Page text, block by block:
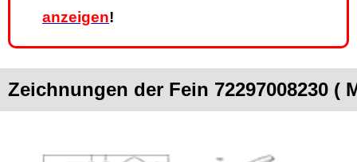
anzeigen!
Zeichnungen der Fein 72297008230 (